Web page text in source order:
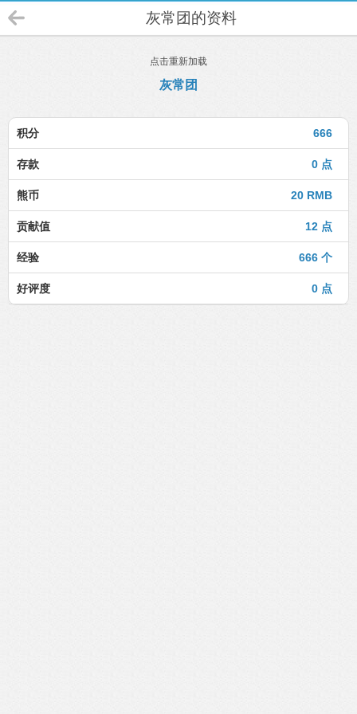
灰常团的资料
点击重新加载
灰常团
666
积分
0 点
存款
20 RMB
熊币
12 点
贡献值
666 个
经验
0 点
好评度